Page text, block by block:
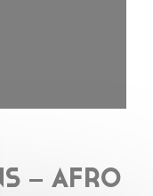
– AFRO